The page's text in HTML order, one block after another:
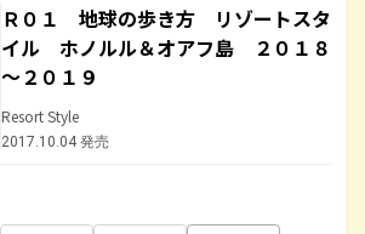
Ｒ０１ 地球の歩き方 リゾートスタ
イル ホノルル＆オアフ島 ２０１８
～２０１９
Resort Style
2017.10.04 発売